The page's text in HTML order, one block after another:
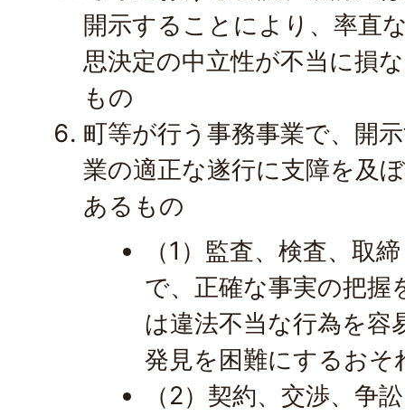
開示することにより、率直
思決定の中立性が不当に損
もの
町等が行う事務事業で、開
業の適正な遂行に支障を及
あるもの
（1）監査、検査、取
で、正確な事実の把
は違法不当な行為を
発見を困難にするおそ
（2）契約、交渉、争